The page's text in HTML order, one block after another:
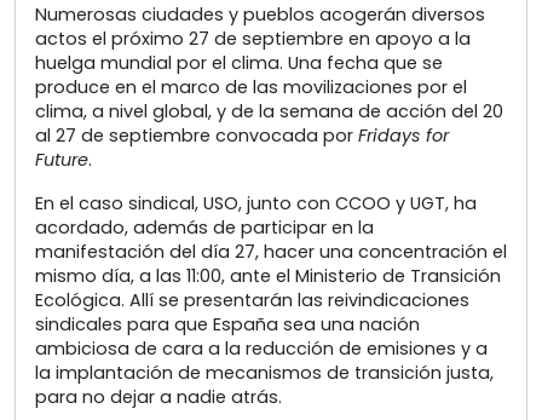
Numerosas ciudades y pueblos acogerán diversos
actos el próximo 27 de septiembre en apoyo a la
huelga mundial por el clima. Una fecha que se
produce en el marco de las movilizaciones por el
clima, a nivel global, y de la semana de acción del 20
al 27 de septiembre convocada por Fridays for
Future.
En el caso sindical, USO, junto con CCOO y UGT, ha
acordado, además de participar en la
manifestación del día 27, hacer una concentración el
mismo día, a las 11:00, ante el Ministerio de Transición
Ecológica. Allí se presentarán las reivindicaciones
sindicales para que España sea una nación
ambiciosa de cara a la reducción de emisiones y a
la implantación de mecanismos de transición justa,
para no dejar a nadie atrás.